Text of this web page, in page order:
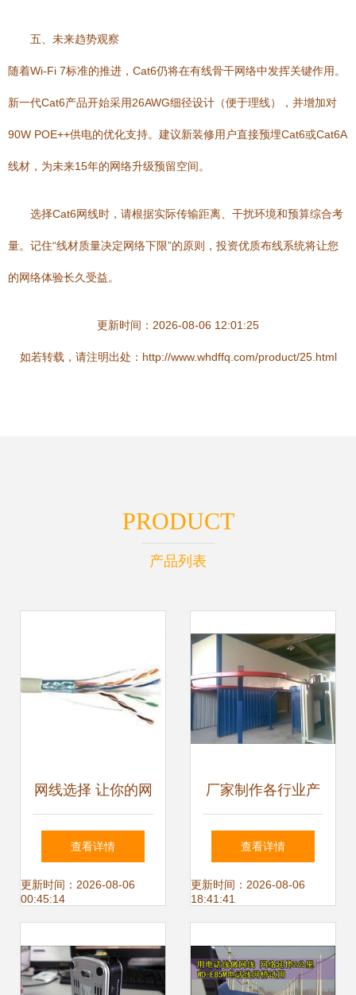
五、未来趋势观察
随着Wi-Fi 7标准的推进，Cat6仍将在有线骨干网络中发挥关键作用。
新一代Cat6产品开始采用26AWG细径设计（便于理线），并增加对
90W POE++供电的优化支持。建议新装修用户直接预埋Cat6或Cat6A
线材，为未来15年的网络升级预留空间。
选择Cat6网线时，请根据实际传输距离、干扰环境和预算综合考
量。记住“线材质量决定网络下限”的原则，投资优质布线系统将让您
的网络体验长久受益。
更新时间：2026-08-06 12:01:25
如若转载，请注明出处：http://www.whdffq.com/product/25.html
PRODUCT
产品列表
网线选择 让你的网
络“飞”起来
查看详情
更新时间：2026-08-06
00:45:14
厂家制作各行业产
品涂装流水线喷涂
生产线的价格与优
查看详情
更新时间：2026-08-06
18:41:41